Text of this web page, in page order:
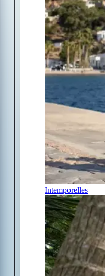
Intemporelles